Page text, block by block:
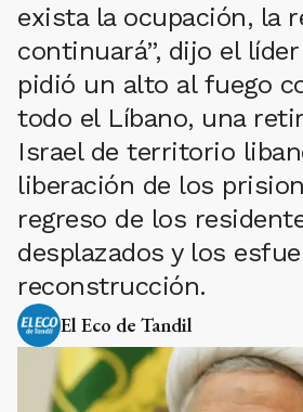
exista la ocupación, la
continuará”, dijo el
pidió un alto al fuego
todo el Líbano, una
Israel de territorio
liberación de los
regreso de los
desplazados y los
reconstrucción.
El Eco de Tandil